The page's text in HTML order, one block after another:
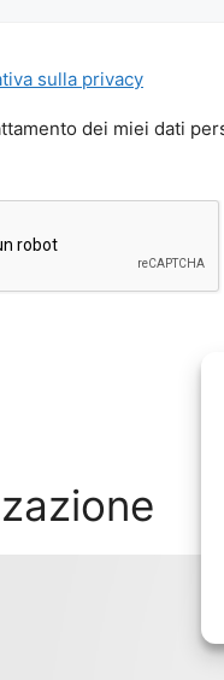
sulla privacy
dei miei dati